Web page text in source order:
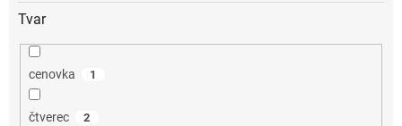
Tvar
cenovka 1
čtverec 2